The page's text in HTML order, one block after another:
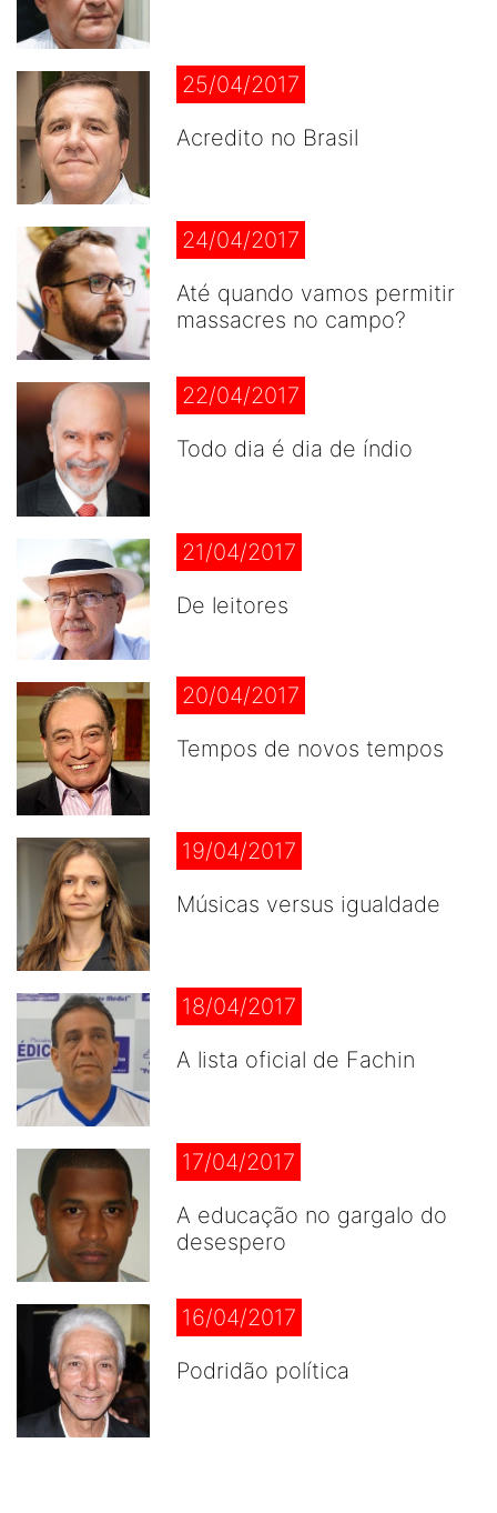
25/04/2017
Acredito no Brasil
24/04/2017
Até quando vamos permitir
massacres no campo?
22/04/2017
Todo dia é dia de índio
21/04/2017
De leitores
20/04/2017
Tempos de novos tempos
19/04/2017
Músicas versus igualdade
18/04/2017
A lista oficial de Fachin
17/04/2017
A educação no gargalo do
desespero
16/04/2017
Podridão política